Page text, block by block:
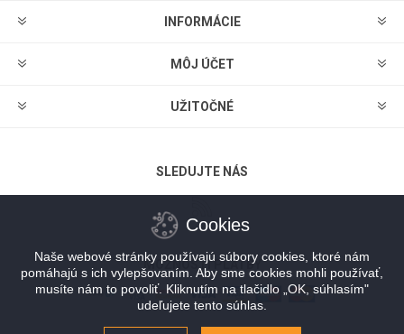
INFORMÁCIE
MÔJ ÚČET
UŽITOČNÉ
SLEDUJTE NÁS
MOŽNOSTI PLATBY
Cookies
Naše webové stránky používajú súbory cookies, ktoré nám
pomáhajú s ich vylepšovaním. Aby sme cookies mohli používať,
musíte nám to povoliť. Kliknutím na tlačidlo „OK, súhlasím"
udeľujete tento súhlas.